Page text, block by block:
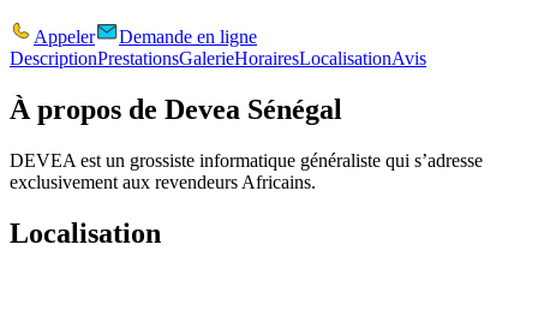
Appeler
Demande en ligne
DescriptionPrestationsGalerieHorairesLocalisationAvis
À propos de Devea Sénégal
DEVEA est un grossiste informatique généraliste qui s’adresse
exclusivement aux revendeurs Africains.
Localisation